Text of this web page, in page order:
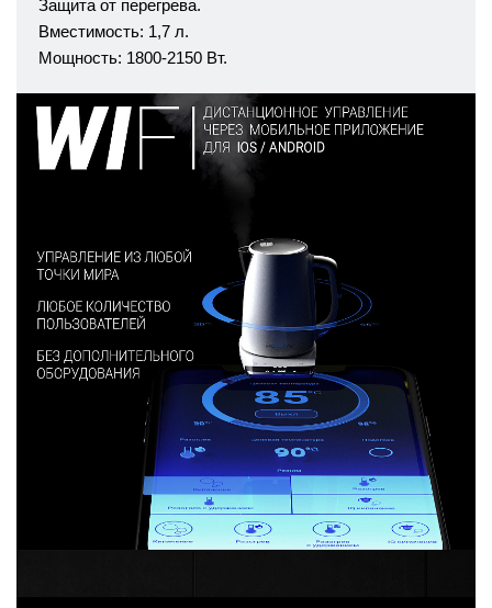
Защита от перегрева.
Вместимость: 1,7 л.
Мощность: 1800-2150 Bт.